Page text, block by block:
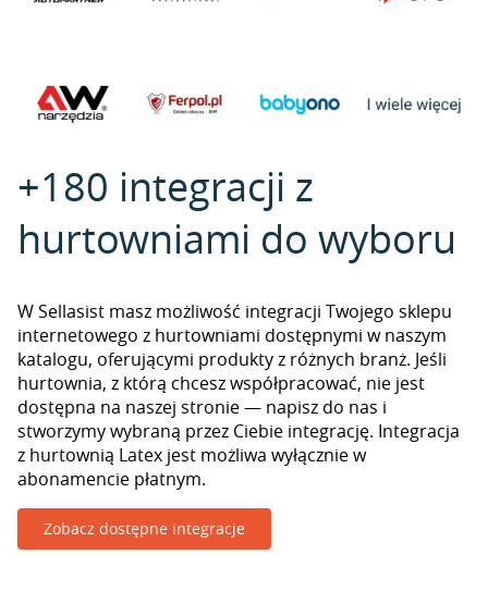
+180 integracji z
hurtowniami do wyboru
W Sellasist masz możliwość integracji Twojego sklepu
internetowego z hurtowniami dostępnymi w naszym
katalogu, oferującymi produkty z różnych branż. Jeśli
hurtownia, z którą chcesz współpracować, nie jest
dostępna na naszej stronie — napisz do nas i
stworzymy wybraną przez Ciebie integrację. Integracja
z hurtownią Latex jest możliwa wyłącznie w
abonamencie płatnym.
Zobacz dostępne integracje